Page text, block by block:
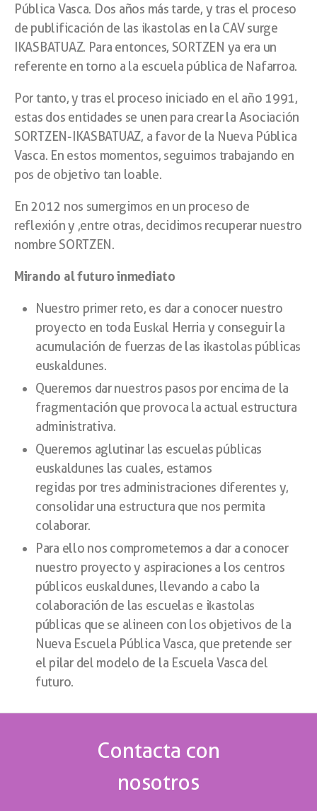
Pública Vasca. Dos años más tarde, y tras el proceso
de publificación de las ikastolas en la CAV surge
IKASBATUAZ. Para entonces, SORTZEN ya era un
referente en torno a la escuela pública de Nafarroa.
Por tanto, y tras el proceso iniciado en el año 1991,
estas dos entidades se unen para crear la Asociación
SORTZEN-IKASBATUAZ, a favor de la Nueva Pública
Vasca. En estos momentos, seguimos trabajando en
pos de objetivo tan loable.
En 2012 nos sumergimos en un proceso de
reflexión y ,entre otras, decidimos recuperar nuestro
nombre SORTZEN.
Mirando al futuro inmediato
Nuestro primer reto, es dar a conocer nuestro
proyecto en toda Euskal Herria y conseguir la
acumulación de fuerzas de las ikastolas públicas
euskaldunes.
Queremos dar nuestros pasos por encima de la
fragmentación que provoca la actual estructura
administrativa.
Queremos aglutinar las escuelas públicas
euskaldunes las cuales, estamos
regidas por tres administraciones diferentes y,
consolidar una estructura que nos permita
colaborar.
Para ello nos comprometemos a dar a conocer
nuestro proyecto y aspiraciones a los centros
públicos euskaldunes, llevando a cabo la
colaboración de las escuelas e ikastolas
públicas que se alineen con los objetivos de la
Nueva Escuela Pública Vasca, que pretende ser
el pilar del modelo de la Escuela Vasca del
futuro.
Contacta con
nosotros